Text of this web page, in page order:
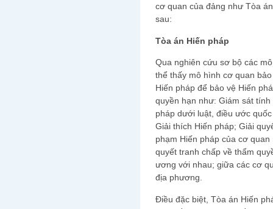
cơ quan của đảng như Tòa
sau:
Tòa án Hiến pháp
Qua nghiên cứu sơ bộ các
thể thấy mô hình cơ quan
Hiến pháp để bảo vệ Hiến
quyền hạn như: Giám sát
pháp dưới luật, điều ước
Giải thích Hiến pháp; Giải
phạm Hiến pháp của cơ
quyết tranh chấp về thẩm
ương với nhau; giữa các cơ
địa phương.
Điều đặc biệt, Tòa án Hiến